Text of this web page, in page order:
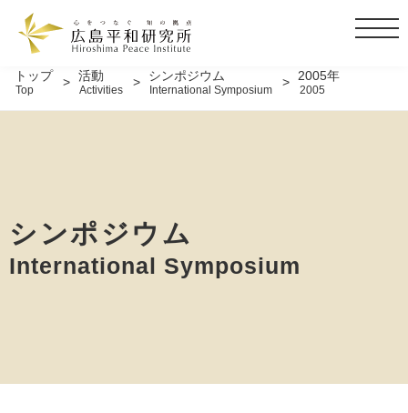
t
l
トップ
Top
活動
Activities
シンポジウム
International Symposium
2005年
2005
シンポジウム
International Symposium